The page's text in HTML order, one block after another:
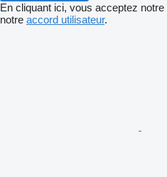
En cliquant ici, vous acceptez notre
notre accord utilisateur.